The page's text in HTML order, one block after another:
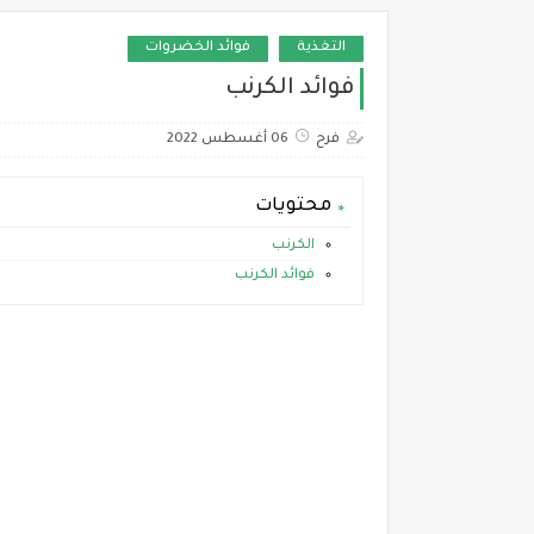
التغذية فوائد الخضروات
فوائد الكرنب
فرح 06 أغسطس 2022
محتويات
الكرنب
فوائد الكرنب